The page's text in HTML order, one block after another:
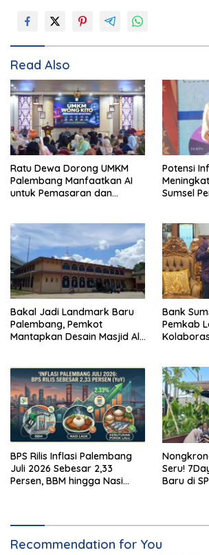
Read Also
Ratu Dewa Dorong UMKM
Palembang Manfaatkan AI
untuk Pemasaran dan
Potensi
Sumsel
Bakal Jadi Landmark Baru
Palembang, Pemkot
Mantapkan Desain Masjid Al
Bank
Pemkab
BPS Rilis Inflasi Palembang
Juli 2026 Sebesar 2,33
Persen, BBM hingga Nasi
Seru!
Baru di
Recommendation for You